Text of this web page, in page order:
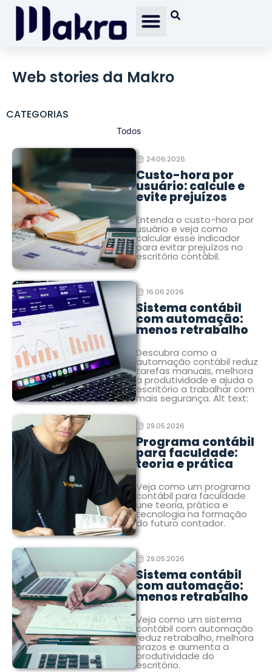
Web stories da Makro
CATEGORIAS
Todos
24.06.2026
Custo-hora por
usuário: calcule e
evite prejuízos
Entenda o custo-hora por
usuário e veja como
calcular esse indicador
para evitar prejuízos no
escritório contábil.
16.06.2026
Sistema contábil
com automação:
menos retrabalho
Descubra como a
automação contábil reduz
tarefas manuais, melhora
a produtividade e ajuda o
escritório a trabalhar com
mais segurança. Alt text:
29.05.2026
Programa contábil
para faculdade:
teoria e prática
Veja como um programa
contábil para faculdade
une teoria, prática e
tecnologia na formação
do futuro contador.
29.05.2026
Sistema contábil
com automação:
menos retrabalho
Veja como um sistema
contábil com automação
reduz retrabalho, melhora
prazos e aumenta a
produtividade do
escritório.